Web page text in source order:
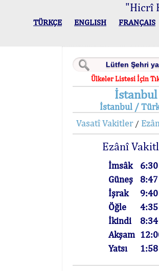
"Hicrî
TÜRKÇE ENGLISH FRANÇAIS
Ülkeler Listesi İçin
İstanbul
İstanbul /
Vasatî Vakitler/
Ezânî
İmsâk
6:30
Güneş
8:47
İşrak
9:40
Öğle
4:35
İkindi
8:34
Akşam
Yatsı
1:58